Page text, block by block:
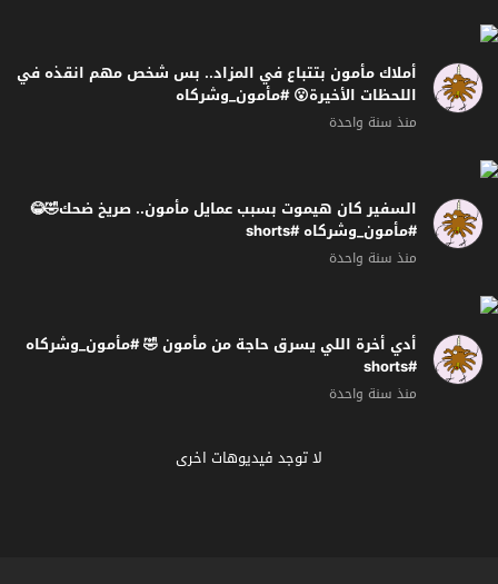
أملاك مأمون بتتباع في المزاد.. بس شخص مهم انقذه في
اللحظات الأخيرة😮 #مأمون_وشركاه
منذ سنة واحدة
السفير كان هيموت بسبب عمايل مأمون.. صريخ ضحك🤣😂
#مأمون_وشركاه #shorts
منذ سنة واحدة
أدي أخرة اللي يسرق حاجة من مأمون 🤣 #مأمون_وشركاه
#shorts
منذ سنة واحدة
لا توجد فيديوهات اخرى